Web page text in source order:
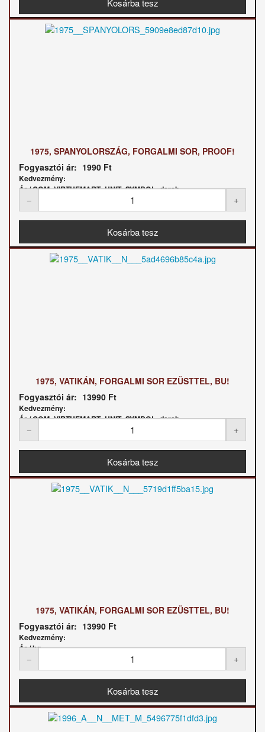
1975, SPANYOLORSZÁG, FORGALMI SOR, PROOF!
Fogyasztói ár: 1990 Ft
Kedvezmény:
Ár / COM_VIRTUEMART_UNIT_SYMBOL_darab:
1975, VATIKÁN, FORGALMI SOR EZÜSTTEL, BU!
Fogyasztói ár: 13990 Ft
Kedvezmény:
Ár / COM_VIRTUEMART_UNIT_SYMBOL_darab:
1975, VATIKÁN, FORGALMI SOR EZÜSTTEL, BU!
Fogyasztói ár: 13990 Ft
Kedvezmény:
Ár / kg: